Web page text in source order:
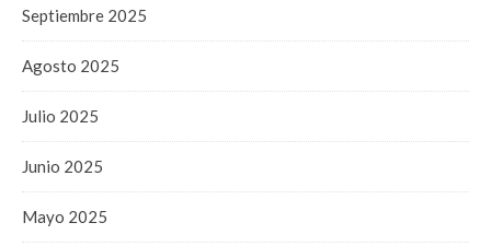
Septiembre 2025
Agosto 2025
Julio 2025
Junio 2025
Mayo 2025